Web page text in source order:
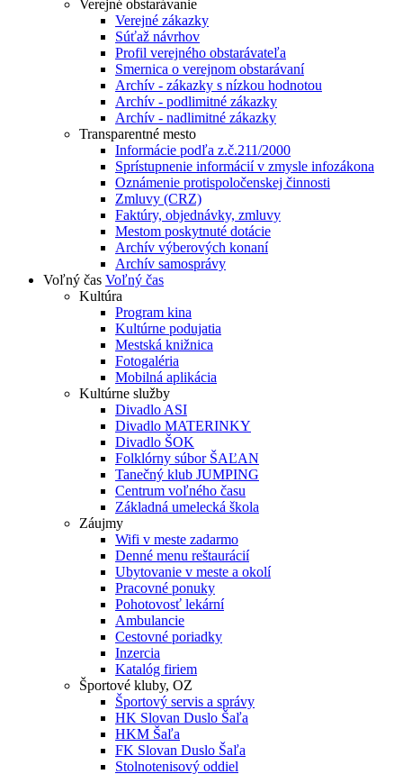
Verejné obstarávanie
Verejné zákazky
Súťaž návrhov
Profil verejného obstarávateľa
Smernica o verejnom obstarávaní
Archív - zákazky s nízkou hodnotou
Archív - podlimitné zákazky
Archív - nadlimitné zákazky
Transparentné mesto
Informácie podľa z.č.211/2000
Sprístupnenie informácií v zmysle infozákona
Oznámenie protispoločenskej činnosti
Zmluvy (CRZ)
Faktúry, objednávky, zmluvy
Mestom poskytnuté dotácie
Archív výberových konaní
Archív samosprávy
Voľný čas Voľný čas
Kultúra
Program kina
Kultúrne podujatia
Mestská knižnica
Fotogaléria
Mobilná aplikácia
Kultúrne služby
Divadlo ASI
Divadlo MATERINKY
Divadlo ŠOK
Folklórny súbor ŠAĽAN
Tanečný klub JUMPING
Centrum voľného času
Základná umelecká škola
Záujmy
Wifi v meste zadarmo
Denné menu reštaurácií
Ubytovanie v meste a okolí
Pracovné ponuky
Pohotovosť lekární
Ambulancie
Cestovné poriadky
Inzercia
Katalóg firiem
Športové kluby, OZ
Športový servis a správy
HK Slovan Duslo Šaľa
HKM Šaľa
FK Slovan Duslo Šaľa
Stolnotenisový oddiel